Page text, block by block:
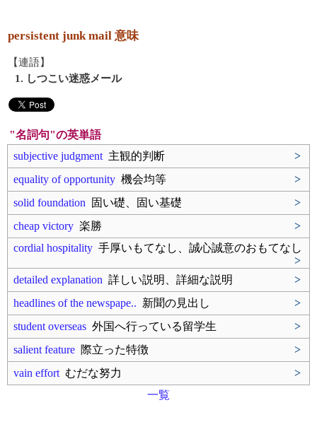
persistent junk mail 意味
【連語】
1. しつこい迷惑メール
"名詞句"の英単語
subjective judgment 主観的判断
>
equality of opportunity 機会均等
>
solid foundation 固い礎、固い基礎
>
cheap victory 楽勝
>
cordial hospitality 手厚いもてなし、誠心誠意のおもてなし
>
detailed explanation 詳しい説明、詳細な説明
>
headlines of the newspape.. 新聞の見出し
>
student overseas 外国へ行っている留学生
>
salient feature 際立った特徴
>
vain effort むだな努力
>
一覧